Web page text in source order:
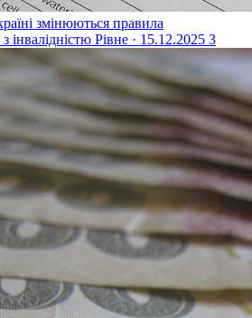
змінюються правила
інвалідністю Рівне · 15.12.2025 3